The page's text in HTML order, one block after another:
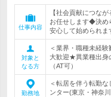
仕事内容
【社会貢献につな
お任せします◆決め
安心して始められま
対象と
なる方
＜業界・職種未経
大歓迎★異業種出身
（AT可）
勤務地
＜転居を伴う転勤
ンター(東京・神奈